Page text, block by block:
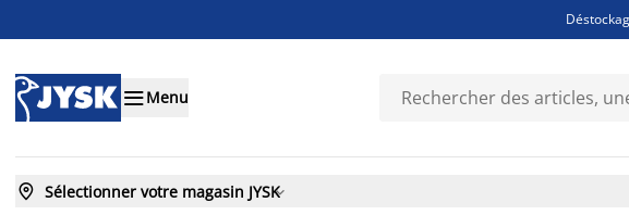
Menu
 Sélectionner votre magasin JYSK